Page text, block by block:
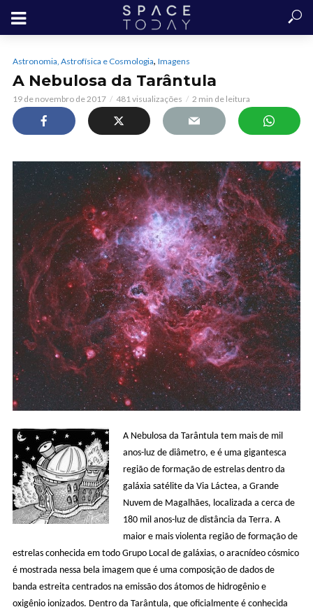
Astronomia, Astrofísica e Cosmologia, Imagens
A Nebulosa da Tarântula
19 de novembro de 2017 481 visualizações 2 min de leitura
A Nebulosa da Tarântula tem mais de mil
anos-luz de diâmetro, e é uma gigantesca
região de formação de estrelas dentro da
galáxia satélite da Via Láctea, a Grande
Nuvem de Magalhães, localizada a cerca de
180 mil anos-luz de distância da Terra. A
maior e mais violenta região de formação de
estrelas conhecida em todo Grupo Local de galáxias, o aracnídeo cósmico
é mostrada nessa bela imagem que é uma composição de dados de
banda estreita centrados na emissão dos átomos de hidrogênio e
oxigênio ionizados. Dentro da Tarântula, que oficialmente é conhecida